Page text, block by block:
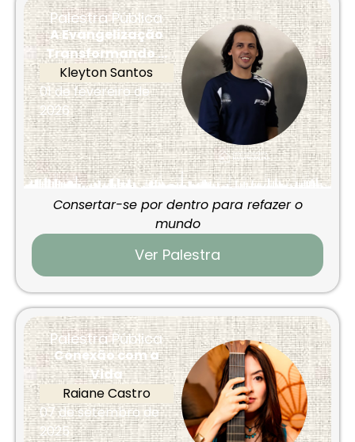
Palestra Pública
A Evangelização
Transformando ...
Kleyton Santos
01 de fevereiro de
2026
Consertar-se por dentro para refazer o
mundo
Ver Palestra
Palestra Pública
Conexão com a
Vida
Raiane Castro
07 de setembro de
2025